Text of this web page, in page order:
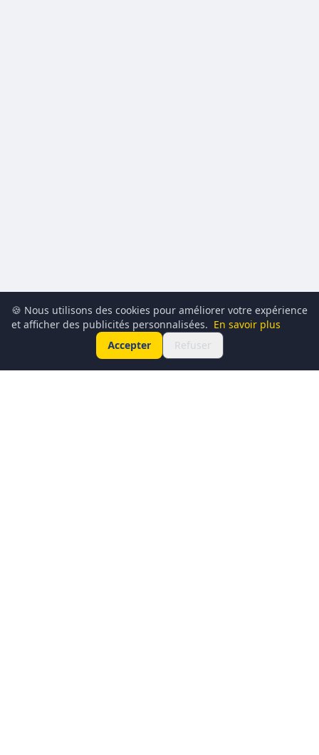
🍪 Nous utilisons des cookies pour améliorer votre expérience
et afficher des publicités personnalisées. En savoir plus
Accepter
Refuser